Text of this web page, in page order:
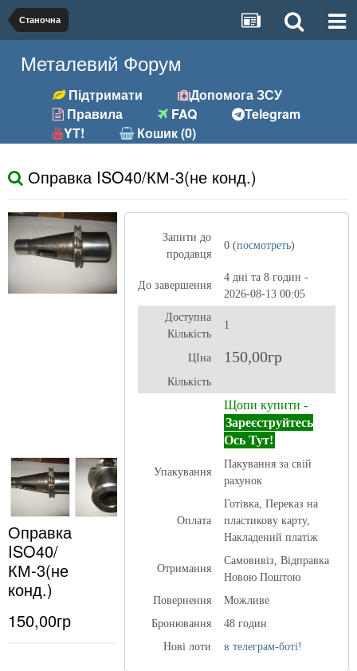
Станочна
Металевий Форум
Підтримати
Допомога ЗСУ
Правила
FAQ
Telegram
YT!
Кошик (0)
Оправка ISO40/КМ-3(не конд.)
Оправка
ISO40/
КМ-3(не
конд.)
150,00гр
Запити до
продавця
0 (посмотреть)
До завершення
4 дні та 8 годин -
2026-08-13 00:05
Доступна
Кількість
1
ЦІна 150,00гр
Кількість
Щопи купити -
Зареєструйтесь
Ось Тут!
Упакування
Пакування за свій
рахунок
Оплата
Готівка, Переказ на
пластикову карту,
Накладений платіж
Отримання
Самовивіз, Відправка
Новою Поштою
Повернення
Можливе
Бронювання
48 годин
Нові лоти
в телеграм-боті!